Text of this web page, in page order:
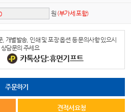
원 (부가세 포함)
개별발송, 인쇄 및 포장 옵션 등 문의사항 있으시
상담문의 주세요
카톡상담:휴먼기프트
주문하기
견적서요청